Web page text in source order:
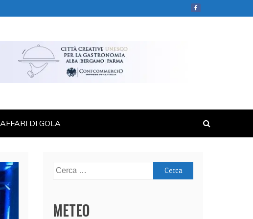
AFFARI DI GOLA
Ricerca
per:
METEO